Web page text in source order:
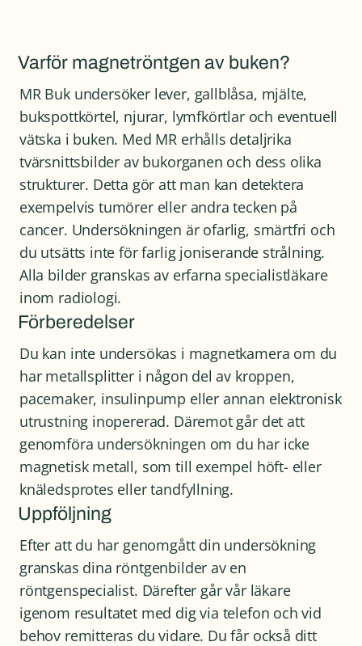
Varför magnetröntgen av buken?
MR Buk undersöker lever, gallblåsa, mjälte,
bukspottkörtel, njurar, lymfkörtlar och eventuell
vätska i buken. Med MR erhålls detaljrika
tvärsnittsbilder av bukorganen och dess olika
strukturer. Detta gör att man kan detektera
exempelvis tumörer eller andra tecken på
cancer. Undersökningen är ofarlig, smärtfri och
du utsätts inte för farlig joniserande strålning.
Alla bilder granskas av erfarna specialistläkare
inom radiologi.
Förberedelser
Du kan inte undersökas i magnetkamera om du
har metallsplitter i någon del av kroppen,
pacemaker, insulinpump eller annan elektronisk
utrustning inopererad. Däremot går det att
genomföra undersökningen om du har icke
magnetisk metall, som till exempel höft- eller
knäledsprotes eller tandfyllning.
Uppföljning
Efter att du har genomgått din undersökning
granskas dina röntgenbilder av en
röntgenspecialist. Därefter går vår läkare
igenom resultatet med dig via telefon och vid
behov remitteras du vidare. Du får också ditt